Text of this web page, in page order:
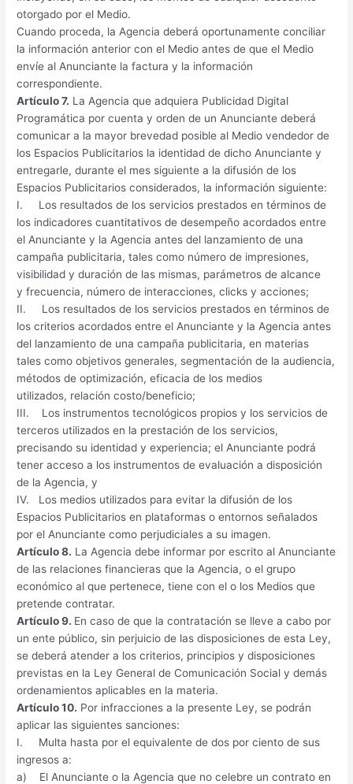
otorgado por el Medio.
Cuando proceda, la Agencia deberá oportunamente conciliar
la información anterior con el Medio antes de que el Medio
envíe al Anunciante la factura y la información
correspondiente.
Artículo 7. La Agencia que adquiera Publicidad Digital
Programática por cuenta y orden de un Anunciante deberá
comunicar a la mayor brevedad posible al Medio vendedor de
los Espacios Publicitarios la identidad de dicho Anunciante y
entregarle, durante el mes siguiente a la difusión de los
Espacios Publicitarios considerados, la información siguiente:
I. Los resultados de los servicios prestados en términos de
los indicadores cuantitativos de desempeño acordados entre
el Anunciante y la Agencia antes del lanzamiento de una
campaña publicitaria, tales como número de impresiones,
visibilidad y duración de las mismas, parámetros de alcance
y frecuencia, número de interacciones, clicks y acciones;
II. Los resultados de los servicios prestados en términos de
los criterios acordados entre el Anunciante y la Agencia antes
del lanzamiento de una campaña publicitaria, en materias
tales como objetivos generales, segmentación de la audiencia,
métodos de optimización, eficacia de los medios
utilizados, relación costo/beneficio;
III. Los instrumentos tecnológicos propios y los servicios de
terceros utilizados en la prestación de los servicios,
precisando su identidad y experiencia; el Anunciante podrá
tener acceso a los instrumentos de evaluación a disposición
de la Agencia, y
IV. Los medios utilizados para evitar la difusión de los
Espacios Publicitarios en plataformas o entornos señalados
por el Anunciante como perjudiciales a su imagen.
Artículo 8. La Agencia debe informar por escrito al Anunciante
de las relaciones financieras que la Agencia, o el grupo
económico al que pertenece, tiene con el o los Medios que
pretende contratar.
Artículo 9. En caso de que la contratación se lleve a cabo por
un ente público, sin perjuicio de las disposiciones de esta Ley,
se deberá atender a los criterios, principios y disposiciones
previstas en la Ley General de Comunicación Social y demás
ordenamientos aplicables en la materia.
Artículo 10. Por infracciones a la presente Ley, se podrán
aplicar las siguientes sanciones:
I. Multa hasta por el equivalente de dos por ciento de sus
ingresos a:
a) El Anunciante o la Agencia que no celebre un contrato en